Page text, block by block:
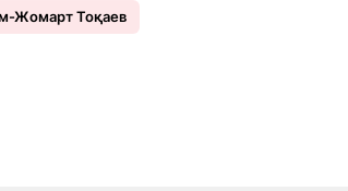
Жомарт Тоқаев